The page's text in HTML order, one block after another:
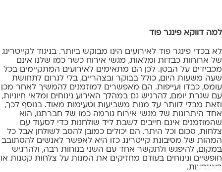
למה דווקא פינגר פוד
לא בכדי פינגר פוד לאירועים הינו מבוקש ביותר. בניגוד לקייטרינג
של ארוחות כבדות ומלאות, מגשי אירוח כשר כמו שלנו אינם
מכבידים על הבטן. לכן הם מתאימים לאירועים המתקיימים בכל
שעה משעות היום, כולל בבוקר ובצהריים, בלי לגרום לתחושת
עומס, כבדו ועייפות. הם מאפשרים למוזמנים להמשיך לאחר מכן
עם שגרת יומם, להרגיש גם במהלך האירוע נינוחים ומלאי חיוניות,
וזאת מבלי לוותר על מנות משביעות וטעימות מאוד. בנוסף לכך,
אחד היתרונות של מגשי אירוח גורמה כמו של חברתנו, הוא
שהמוזמנים אינם חייבים לשבת ליד שולחנות כדי לסעוד עם
צלחות, סכום וכל היתר. הם יכולים כמובן להסב לשולחן אבל כל
המהות של מסיבונת קייטרינג כזו היא לאפשר לאנשים להסתובב
במקום, להיפגש ולתקשר אחד עם השני בנוחות רבה, ולהרגיש
חופשיים ונינוחים בעודם מחזיקים את המנות על צלחות קטנות או
באצבעות.